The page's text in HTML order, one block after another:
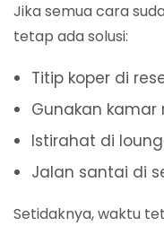
Jika semua cara
tetap ada solusi:
Titip koper di
Gunakan
Istirahat di
Jalan santai di
Setidaknya, waktu